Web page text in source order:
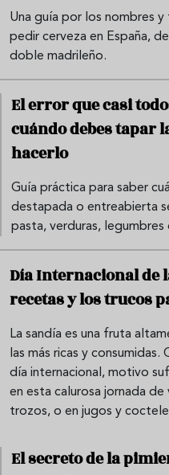
Una guía por los nombres
pedir cerveza en España,
doble madrileño.
El error que casi
cuándo debes tapar
hacerlo
Guía práctica para saber
destapada o entreabierta
pasta, verduras, legumbres
Día Internacional de
recetas y los trucos
La sandía es una fruta
las más ricas y
día internacional, motivo
en esta calurosa jornada de
trozos, o en jugos y
El secreto de la